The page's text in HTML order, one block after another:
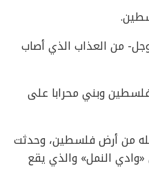
من العذاب الذي أصاب
وبني محرابا على
من أرض فلسطين، وحدثت
النمل» والذي يقع